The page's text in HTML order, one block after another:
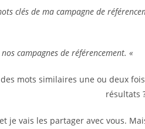
clés de ma campagne de
campagnes de référencement. «
mots similaires une ou deux
résultats
je vais les partager avec vous.